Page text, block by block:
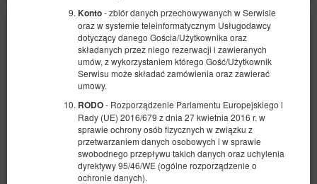
Konto- zbiór danych przechowywanych w Serwisie
oraz w systemie teleinformatycznym Usługodawcy
dotyczący danego Gościa/Użytkownika oraz
składanych przez niego rezerwacji i zawieranych
umów, z wykorzystaniem którego Gość/Użytkownik
Serwisu może składać zamówienia oraz zawierać
umowy.
RODO- Rozporządzenie Parlamentu Europejskiego i
Rady (UE) 2016/679 z dnia 27 kwietnia 2016 r. w
sprawie ochrony osób fizycznych w związku z
przetwarzaniem danych osobowych i w sprawie
swobodnego przepływu takich danych oraz uchylenia
dyrektywy 95/46/WE (ogólne rozporządzenie o
ochronie danych).